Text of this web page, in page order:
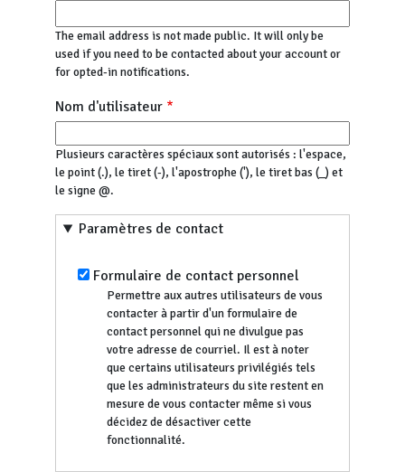
The email address is not made public. It will only be
used if you need to be contacted about your account or
for opted-in notifications.
Nom d'utilisateur
Plusieurs caractères spéciaux sont autorisés : l'espace,
le point (.), le tiret (-), l'apostrophe ('), le tiret bas (_) et
le signe @.
Paramètres de contact
Formulaire de contact personnel
Permettre aux autres utilisateurs de vous
contacter à partir d'un formulaire de
contact personnel qui ne divulgue pas
votre adresse de courriel. Il est à noter
que certains utilisateurs privilégiés tels
que les administrateurs du site restent en
mesure de vous contacter même si vous
décidez de désactiver cette
fonctionnalité.